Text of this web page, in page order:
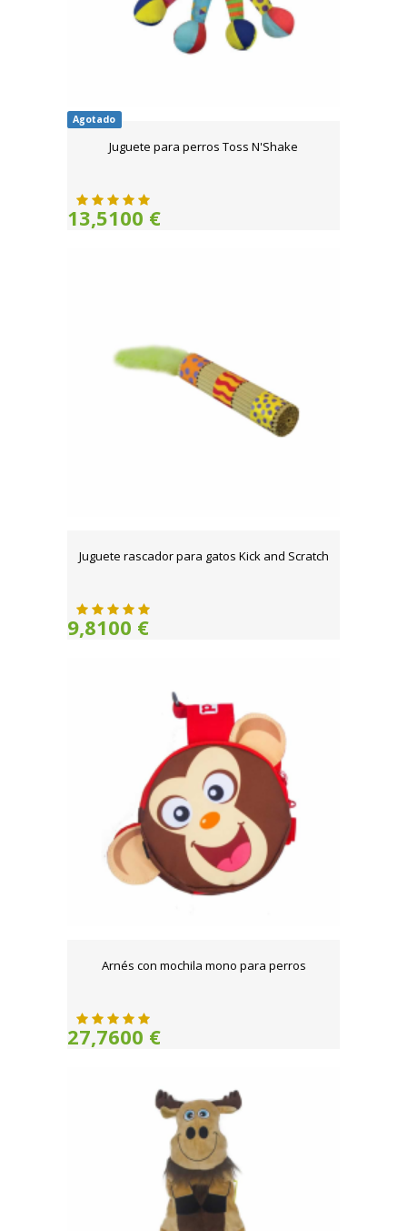
Agotado
Juguete para perros Toss N'Shake
13,5100 €
Juguete rascador para gatos Kick and Scratch
9,8100 €
Arnés con mochila mono para perros
27,7600 €